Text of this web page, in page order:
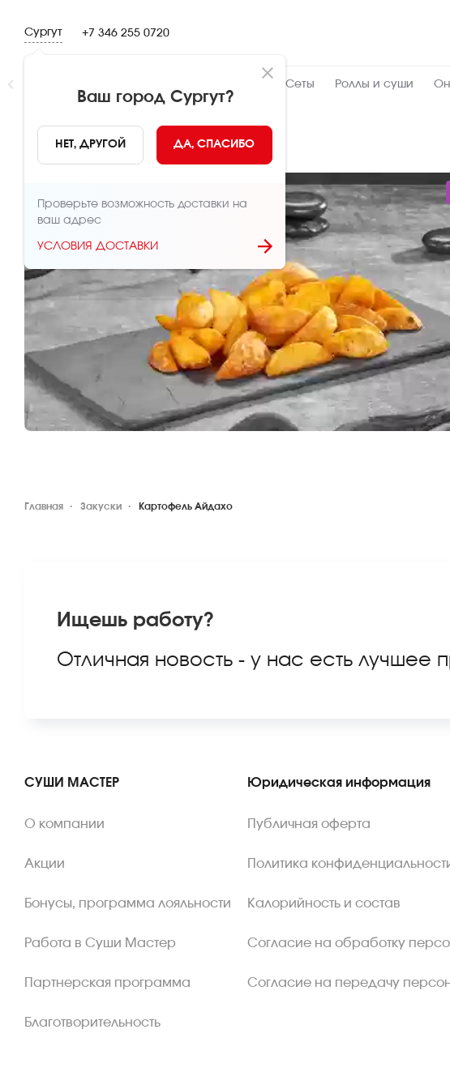
Сургут
Ваш город Сургут?
НЕТ, ДРУГОЙ ДА, СПАСИБО
Проверьте возможность доставки на
ваш адрес
УСЛОВИЯ ДОСТАВКИ
+7 346 255 0720
Сеты Роллы и суши
НАЗАД
Главная Закуски Картофель Айдахо
Ищешь работу?
Отличная новость - у нас есть лучшее
СУШИ МАСТЕР
О компании
Акции
Бонусы, программа лояльности
Работа в Суши Мастер
Партнерская программа
Благотворительность
Юридическая информация
Публичная оферта
Политика
Калорийность и состав
Согласие на обработку
Согласие на передачу